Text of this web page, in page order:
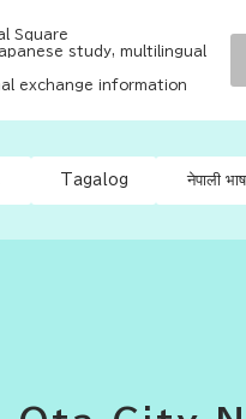
Square
study, multilingual
exchange information
Tagalog नेपाली